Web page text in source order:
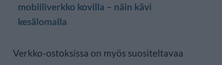
mobiiliverkko kovilla – näin kävi
kesälomalla
Verkko-ostoksissa on myös suositeltavaa